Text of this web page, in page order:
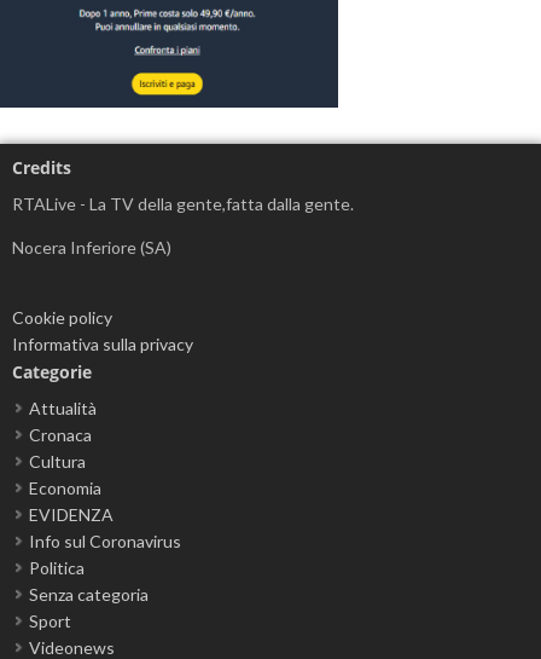
Credits
RTALive - La TV della gente,fatta dalla gente.
Nocera Inferiore (SA)
Cookie policy
Informativa sulla privacy
Categorie
Attualità
Cronaca
Cultura
Economia
EVIDENZA
Info sul Coronavirus
Politica
Senza categoria
Sport
Videonews